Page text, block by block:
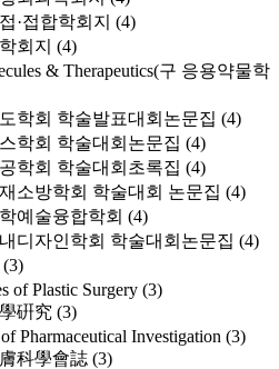
·접합학회지 (4)
회지 (4)
& Therapeutics(구 응용약물학
학회 학술발표대회논문집 (4)
학회 학술대회논문집 (4)
학회 학술대회초록집 (4)
소방학회 학술대회 논문집 (4)
예술융합학회 (4)
디자인학회 학술대회논문집 (4)
(3)
of Plastic Surgery (3)
硏究 (3)
Pharmaceutical Investigation (3)
科學會誌 (3)